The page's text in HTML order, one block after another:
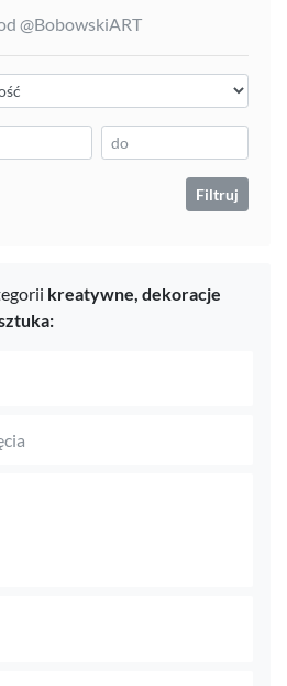
@BobowskiART
Filtruj
kreatywne, dekoracje